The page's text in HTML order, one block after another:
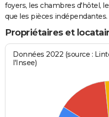
foyers, les chambres d'hôtel,
que les pièces indépendantes.
Propriétaires et
Données 2022 (source :
l'Insee)